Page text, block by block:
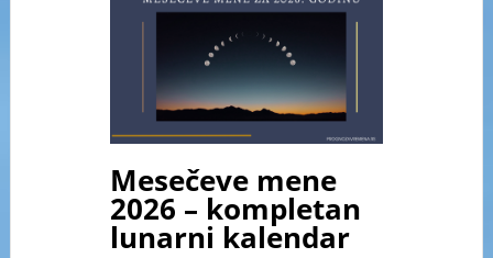
Mesečeve mene
2026 – kompletan
lunarni kalendar